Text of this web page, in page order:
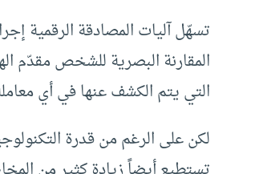
تسهّل آليات المصادقة الرقمية
المقارنة البصرية للشخص مقدّم
التي يتم الكشف عنها في أي
لكن على الرغم من قدرة